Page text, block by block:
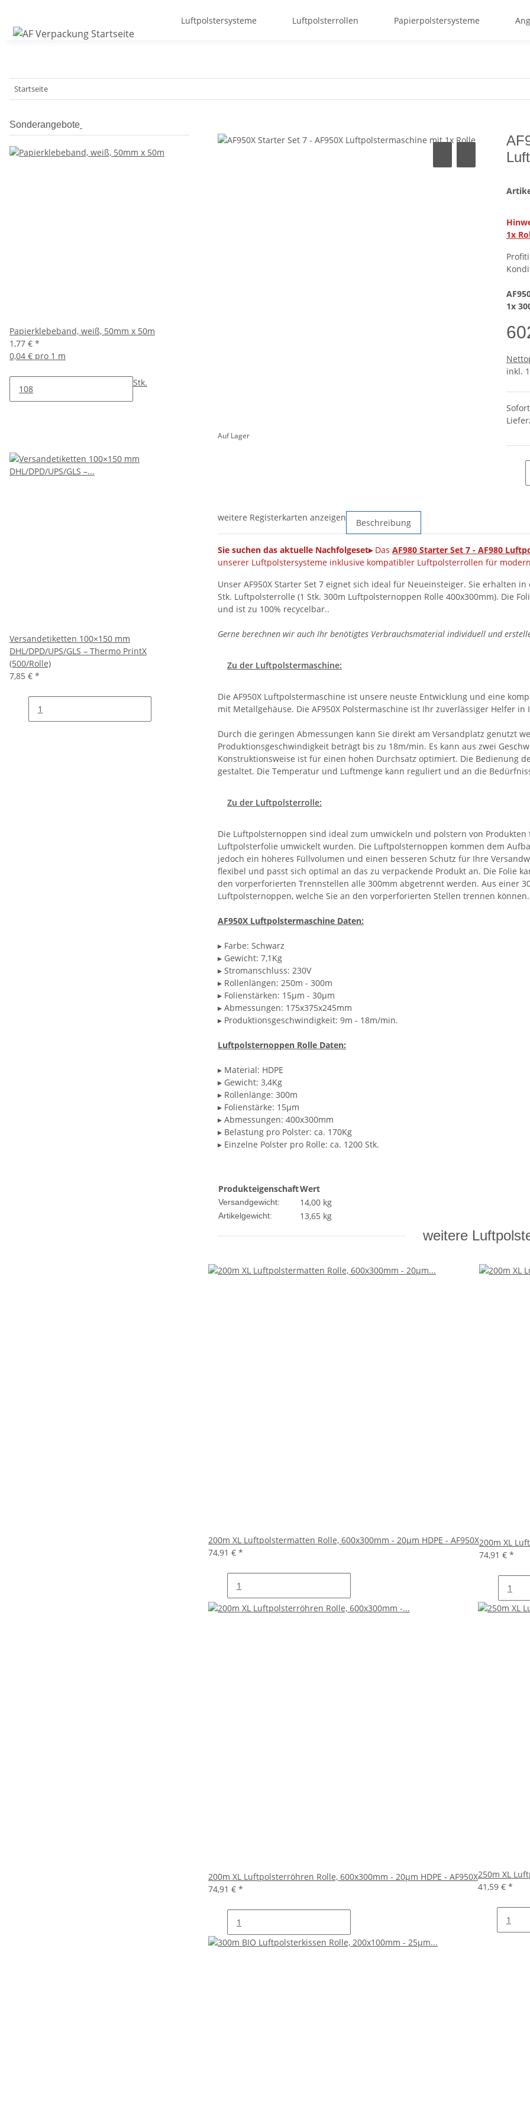
Luftpolstersysteme Luftpolsterrollen Papierpolstersysteme
Startseite
Auf Lager
1x
1x
inkl.
weitere Registerkarten anzeigen Beschreibung
Sie suchen das aktuelle Nachfolgeset▸ Das AF980 Starter Set 7 - AF980
unserer Luftpolstersysteme inklusive kompatibler Luftpolsterrollen für
Unser AF950X Starter Set 7 eignet sich ideal für Neueinsteiger. Sie erhalten
Stk. Luftpolsterrolle (1 Stk. 300m Luftpolsternoppen Rolle 400x300mm). Die
und ist zu 100% recycelbar..
Gerne berechnen wir auch Ihr benötigtes Verbrauchsmaterial individuell und
Zu der Luftpolstermaschine:
Die AF950X Luftpolstermaschine ist unsere neuste Entwicklung und eine
mit Metallgehäuse. Die AF950X Polstermaschine ist Ihr zuverlässiger Helfer
Durch die geringen Abmessungen kann Sie direkt am Versandplatz genutzt
Produktionsgeschwindigkeit beträgt bis zu 18m/min. Es kann aus zwei
Konstruktionsweise ist für einen hohen Durchsatz optimiert. Die Bedienung
gestaltet. Die Temperatur und Luftmenge kann reguliert und an die
Zu der Luftpolsterrolle:
Die Luftpolsternoppen sind ideal zum umwickeln und polstern von
Luftpolsterfolie umwickelt wurden. Die Luftpolsternoppen kommen dem
jedoch ein höheres Füllvolumen und einen besseren Schutz für Ihre
flexibel und passt sich optimal an das zu verpackende Produkt an. Die Folie
den vorperforierten Trennstellen alle 300mm abgetrennt werden. Aus einer
Luftpolsternoppen, welche Sie an den vorperforierten Stellen trennen können.
AF950X Luftpolstermaschine Daten:
▸ Farbe: Schwarz
▸ Gewicht: 7,1Kg
▸ Stromanschluss: 230V
▸ Rollenlängen: 250m - 300m
▸ Folienstärken: 15µm - 30µm
▸ Abmessungen: 175x375x245mm
▸ Produktionsgeschwindigkeit: 9m - 18m/min.
Luftpolsternoppen Rolle Daten:
▸ Material: HDPE
▸ Gewicht: 3,4Kg
▸ Rollenlänge: 300m
▸ Folienstärke: 15µm
▸ Abmessungen: 400x300mm
▸ Belastung pro Polster: ca. 170Kg
▸ Einzelne Polster pro Rolle: ca. 1200 Stk.
ProdukteigenschaftWert
Versandgewicht: 14,00 kg
Artikelgewicht: 13,65 kg
weitere
200m XL Luftpolstermatten Rolle, 600x300mm - 20µm HDPE - AF950X
74,91 € *
200m XL
74,91 € *
200m XL Luftpolsterröhren Rolle, 600x300mm - 20µm HDPE - AF950X
74,91 € *
250m XL
41,59 € *
Sonderangebote
Papierklebeband, weiß, 50mm x 50m
1,77 € *
0,04 € pro 1 m
Stk.
Versandetiketten 100×150 mm
DHL/DPD/UPS/GLS – Thermo PrintX
(500/Rolle)
7,85 € *